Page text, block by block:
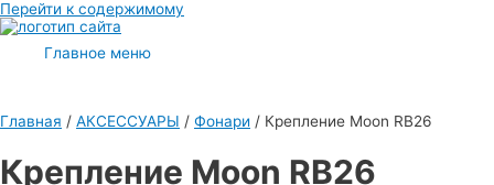
Перейти к содержимому
Главное меню
Главная / АКСЕССУАРЫ / Фонари / Крепление Moon RB26
Крепление Moon RB26